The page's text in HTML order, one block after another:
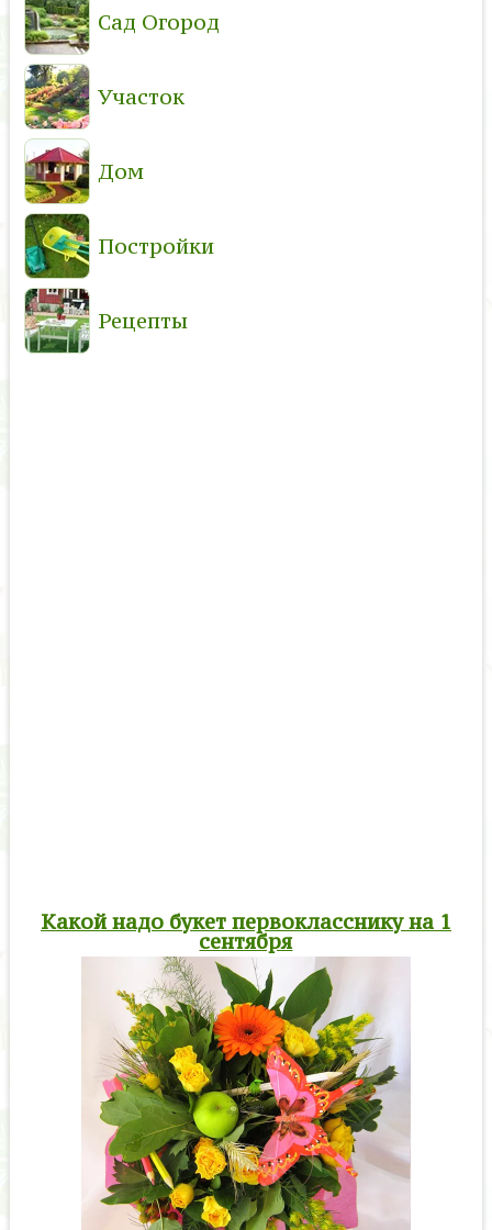
Сад Огород
Участок
Дом
Постройки
Рецепты
Какой надо букет первокласснику на 1
сентября